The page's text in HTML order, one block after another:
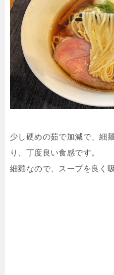
少し硬めの茹で加減で、細
り、丁度良い食感です。
細麺なので、スープを良く